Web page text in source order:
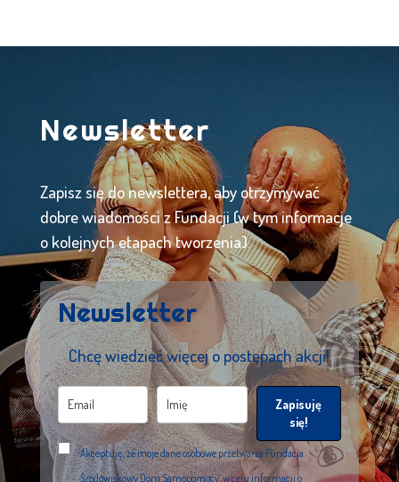
Newsletter
Zapisz się do newslettera, aby otrzymywać
dobre wiadomości z Fundacji (w tym informacje
o kolejnych etapach tworzenia).
Newsletter
Chcę wiedzieć więcej o postępach akcji!
Zapisuję
się!
Akceptuję, że moje dane osobowe przetwarza Fundacja
Środowiskowy Dom Samopomocy, w celu informacji o